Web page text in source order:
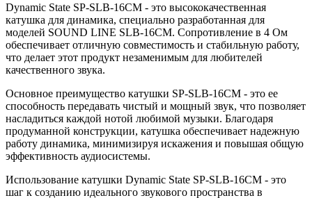
Dynamic State SP-SLB-16CM - это высококачественная
катушка для динамика, специально разработанная для
моделей SOUND LINE SLB-16CM. Сопротивление в 4 Ом
обеспечивает отличную совместимость и стабильную работу,
что делает этот продукт незаменимым для любителей
качественного звука.
Основное преимущество катушки SP-SLB-16CM - это ее
способность передавать чистый и мощный звук, что позволяет
насладиться каждой нотой любимой музыки. Благодаря
продуманной конструкции, катушка обеспечивает надежную
работу динамика, минимизируя искажения и повышая общую
эффективность аудиосистемы.
Использование катушки Dynamic State SP-SLB-16CM - это
шаг к созданию идеального звукового пространства в